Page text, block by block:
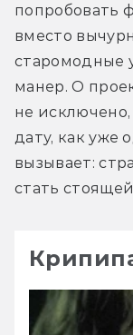
попробовать
вместо
старомодные
манер. О
не
дату, как уже
вызывает:
стать